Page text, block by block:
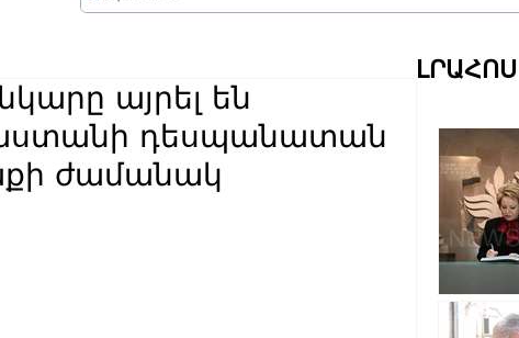
այրել են
դեսպանատան
ժամանակ
ԼՐԱՀՈՍ